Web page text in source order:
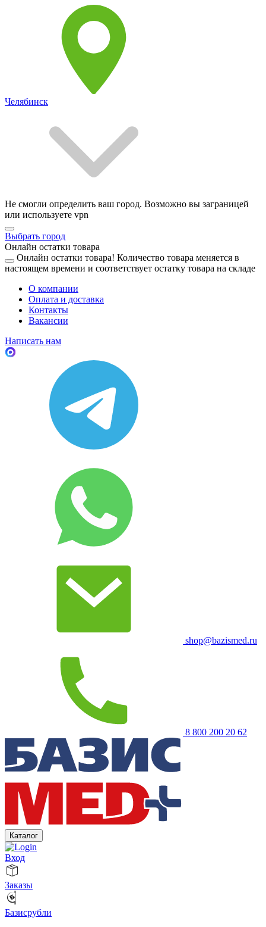
Челябинск
Не смогли определить ваш город. Возможно вы заграницей
или используете vpn
Выбрать город
Онлайн остатки товара
Онлайн остатки товара! Количество товара меняется в
настоящем времени и соответствует остатку товара на складе
О компании
Оплата и доставка
Контакты
Вакансии
Написать нам
shop@bazismed.ru
8 800 200 20 62
Каталог
Вход
Заказы
Базисрубли